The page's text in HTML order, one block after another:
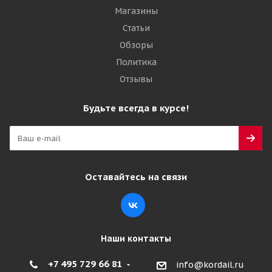
Магазины
Статьи
Обзоры
Политика
Отзывы
Будьте всегда в курсе!
Оставайтесь на связи
Наши контакты
+7 495 729 66 81 info@kordail.ru